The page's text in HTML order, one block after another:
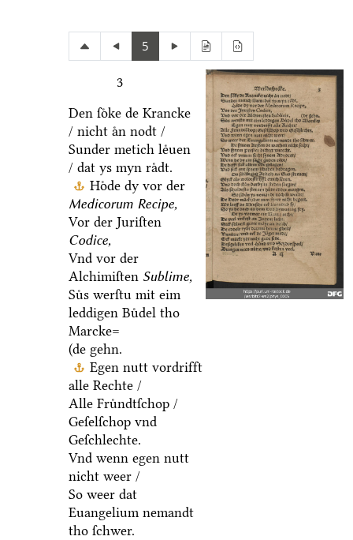
5
3
Den ſoͤke de Krancke
/ nicht aͤn nodt /
Sunder metich leͤuen
/ dat ys myn raͤdt.
Hoͤde dy vor der
Medicorum Recipe,
Vor der Juriſten
Codice,
Vnd vor der
Alchimiſten Sublime,
Suͤs werſtu mit eim
leddigen Buͤdel tho
Marcke=
(de gehn.
Egen nutt vordrifft
alle Rechte /
Alle Fruͤndtſchop /
Geſelſchop vnd
Geſchlechte.
Vnd wenn egen nutt
nicht weer /
So weer dat
Euangelium nemandt
tho ſchwer.